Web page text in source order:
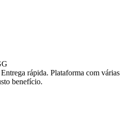
rápida. Plataforma com várias
benefício.